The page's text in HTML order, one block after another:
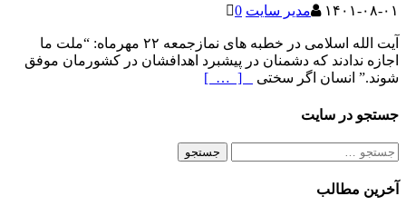
۱۴۰۱-۰۸-۰۱ مدیر سایت 0
آیت الله اسلامی در خطبه های نمازجمعه ۲۲ مهرماه: “ملت ما
اجازه ندادند که دشمنان در پیشبرد اهدافشان در کشورمان موفق
شوند.” انسان اگر سختی
[ … ]
جستجو در سایت
جستجو
آخرین مطالب